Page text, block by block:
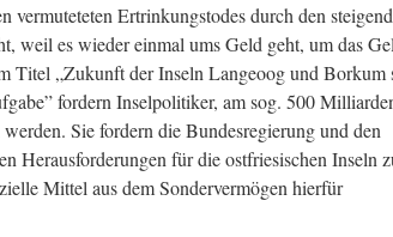
vermuteteten Ertrinkungstodes durch den
weil es wieder einmal ums Geld geht, um das
Titel „Zukunft der Inseln Langeoog und Borkum
fordern Inselpolitiker, am sog. 500
Sie fordern die Bundesregierung und den
Herausforderungen für die ostfriesischen Inseln
Mittel aus dem Sondervermögen hierfür